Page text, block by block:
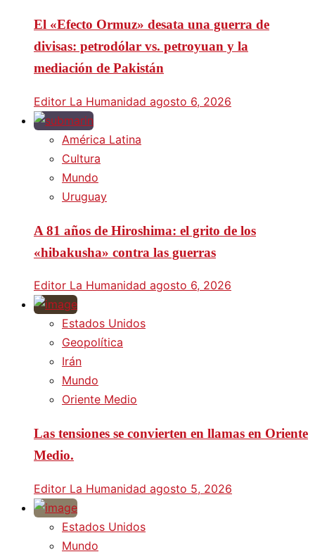
El «Efecto Ormuz» desata una guerra de
divisas: petrodólar vs. petroyuan y la
mediación de Pakistán
Editor La Humanidad agosto 6, 2026
América Latina
Cultura
Mundo
Uruguay
A 81 años de Hiroshima: el grito de los
«hibakusha» contra las guerras
Editor La Humanidad agosto 6, 2026
Estados Unidos
Geopolítica
Irán
Mundo
Oriente Medio
Las tensiones se convierten en llamas en Oriente
Medio.
Editor La Humanidad agosto 5, 2026
Estados Unidos
Mundo